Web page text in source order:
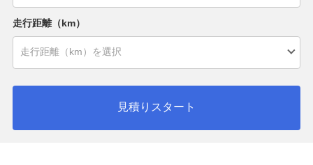
走行距離（km）
見積りスタート